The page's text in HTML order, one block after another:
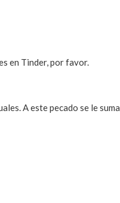
en Tinder, por favor.
A este pecado se le suma